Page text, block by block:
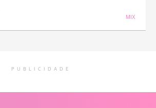
MIX
PUBLICIDADE